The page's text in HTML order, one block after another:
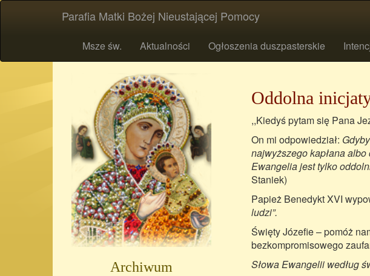
Parafia Matki Bożej Nieustającej Pomocy
Msze św. Aktualności Ogłoszenia duszpasterskie
Oddolna
,,Kiedyś pytam się Pana
On mi odpowiedział:
najwyższego kapłana
Ewangelia jest tylko
Staniek)
Papież Benedykt XVI
ludzi”.
Święty Józefie – pomóż
bezkompromisowego
Słowa Ewangelii według
Archiwum